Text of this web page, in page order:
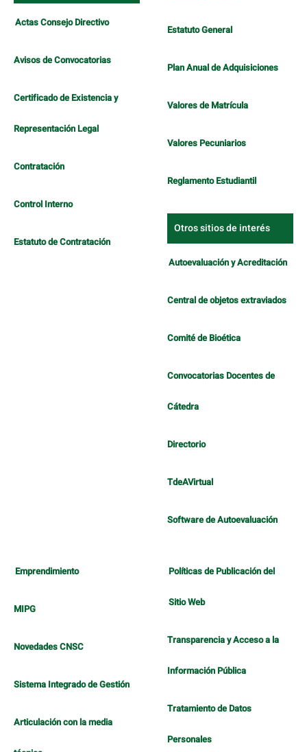
Actas Consejo Directivo
Avisos de Convocatorias
Certificado de Existencia y
Representación Legal
Contratación
Control Interno
Estatuto de Contratación
Estatuto General
Plan Anual de Adquisiciones
Valores de Matrícula
Valores Pecuniarios
Reglamento Estudiantil
Otros sitios de interés
Autoevaluación y Acreditación
Central de objetos extraviados
Comité de Bioética
Convocatorias Docentes de
Cátedra
Directorio
TdeAVirtual
Software de Autoevaluación
Emprendimiento
MIPG
Novedades CNSC
Sistema Integrado de Gestión
Articulación con la media
Políticas de Publicación del
Sitio Web
Transparencia y Acceso a la
Información Pública
Tratamiento de Datos
Personales